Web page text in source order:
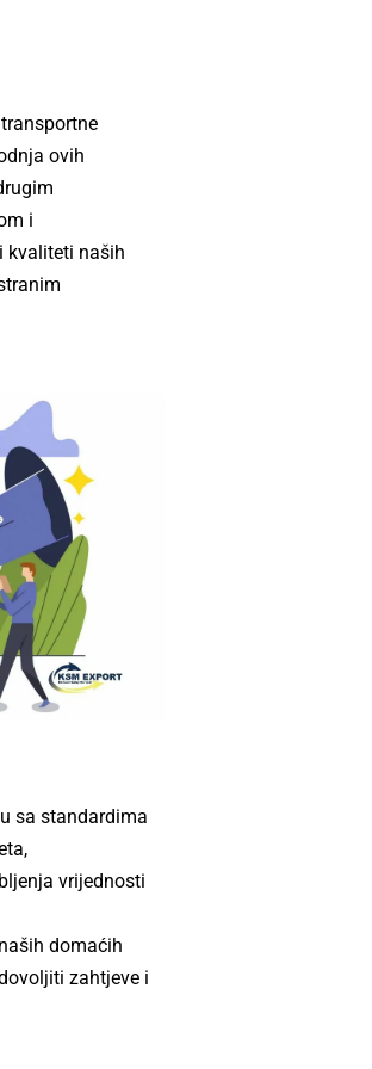
ovih
i
kvaliteti naših
sa standardima
vrijednosti
domaćih
zahtjeve i